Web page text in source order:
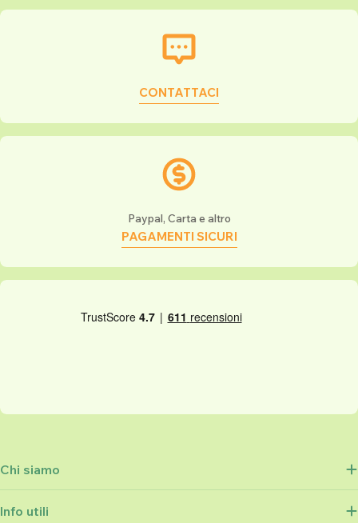
CONTATTACI
Paypal, Carta e altro
PAGAMENTI SICURI
Chi siamo
Info utili